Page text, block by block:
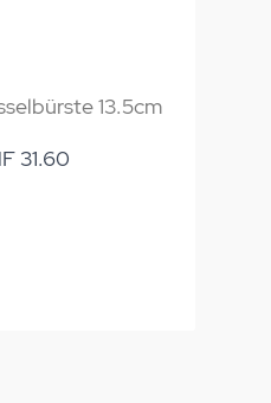
13.5cm
31.60